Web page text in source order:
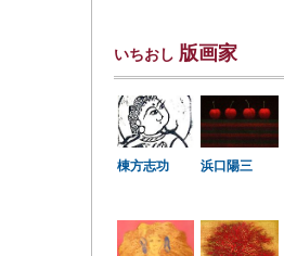
いちおし 版画家
棟方志功 浜口陽三